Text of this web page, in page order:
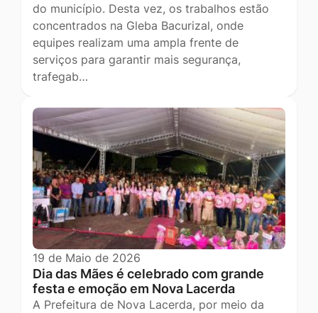
do município. Desta vez, os trabalhos estão
concentrados na Gleba Bacurizal, onde
equipes realizam uma ampla frente de
serviços para garantir mais segurança,
trafegab…
19 de Maio de 2026
Dia das Mães é celebrado com grande
festa e emoção em Nova Lacerda
A Prefeitura de Nova Lacerda, por meio da